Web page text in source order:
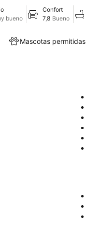
bueno
Confort
7,8 Bueno
Mascotas permitidas